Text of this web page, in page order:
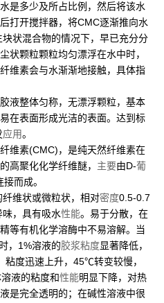
多少及所占比例，然后将该水
打开搅拌器，将CMC逐渐推向水
状混合物的情况下，早已充分分
状颗粒颗粒均匀漂浮在水中时，
维素会与水渐渐地接触，具体指
整体匀称，无漂浮颗粒，基本
在表面形成光洁的表面。达到标
应用。
素(CMC)，是纯天然纤维素在
的高聚化化学纤维醚， 主要由D-葡
而成。
维状或微粒状，相对密度0.5-0.7
，具有吸水性能。易于分散，在
等有机化学溶酶中不易溶解。当
，1%溶液的胶浆粘度显著降低，
度迅速上升，45℃转变较慢，
液的粘度和性能明显下降，对热
是完全透明的；在碱性溶液中很